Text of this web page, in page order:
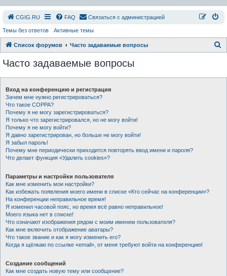
СGIG.RU FAQ Связаться с администрацией
Темы без ответов Активные темы
Список форумов Часто задаваемые вопросы
Часто задаваемые вопросы
Вход на конференцию и регистрация
Зачем мне нужно регистрироваться?
Что такое COPPA?
Почему я не могу зарегистрироваться?
Я только что зарегистрировался, но не могу войти!
Почему я не могу войти?
Я давно зарегистрирован, но больше не могу войти!
Я забыл пароль!
Почему мне периодически приходится повторять ввод имени и пароля?
Что делает функция «Удалить cookies»?
Параметры и настройки пользователя
Как мне изменить мои настройки?
Как избежать появления моего имени в списке «Кто сейчас на конференции»?
На конференции неправильное время!
Я изменил часовой пояс, но время всё равно неправильное!
Моего языка нет в списке!
Что означают изображения рядом с моим именем пользователя?
Как мне включить отображение аватары?
Что такое звание и как я могу изменить его?
Когда я щёлкаю по ссылке «email», от меня требуют войти на конференцию!
Создание сообщений
Как мне создать новую тему или сообщение?